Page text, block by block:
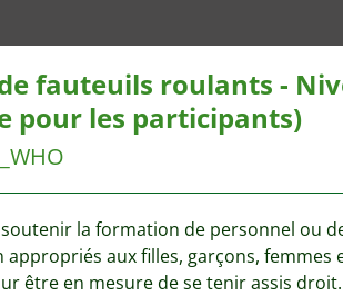
fauteuils roulants -
pour les participants)
la formation de personnel ou
aux filles, garçons, femmes
être en mesure de se tenir assis droit.